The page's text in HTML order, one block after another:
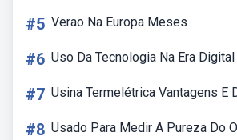
#5 Verao Na Europa Meses
#6 Uso Da Tecnologia Na Era
#7 Usina Termelétrica Vantagens E
#8 Usado Para Medir A Pureza Do